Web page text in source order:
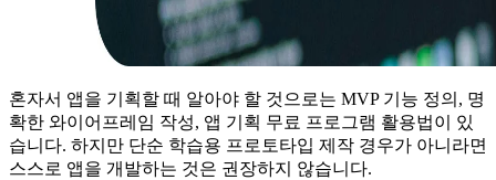
혼자서 앱을 기획할 때 알아야 할 것으로는 MVP 기능 정의, 명
확한 와이어프레임 작성, 앱 기획 무료 프로그램 활용법이 있
습니다. 하지만 단순 학습용 프로토타입 제작 경우가 아니라면
스스로 앱을 개발하는 것은 권장하지 않습니다.